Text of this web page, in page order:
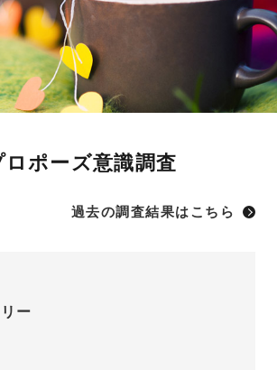
ポーズ意識調査
過去の調査結果はこちら
ー
恵袋 アイプリモについて
ート
ロポーズイベント
イテム
識調査結果一覧
いて